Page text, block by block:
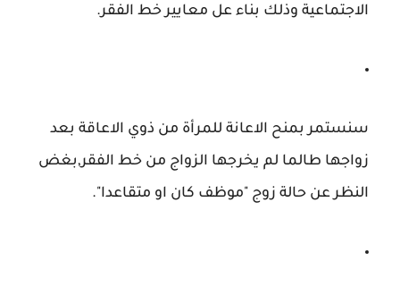
الاجتماعية وذلك بناء عل معايير خط الفقر.
سنستمر بمنح الاعانة للمرأة من ذوي الاعاقة بعد
زواجها طالما لم يخرجها الزواج من خط الفقر,بغض
النظر عن حالة زوج "موظف كان او متقاعدا".